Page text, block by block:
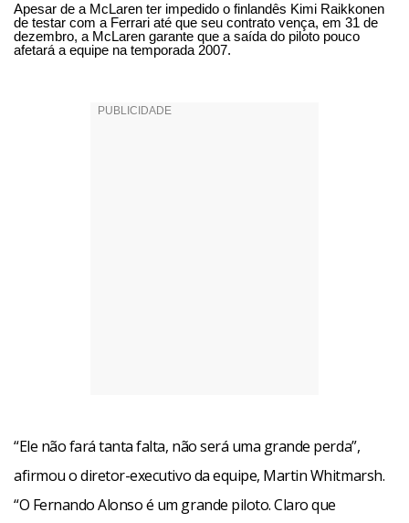
Apesar de a McLaren ter impedido o finlandês Kimi Raikkonen
de testar com a Ferrari até que seu contrato vença, em 31 de
dezembro, a McLaren garante que a saída do piloto pouco
afetará a equipe na temporada 2007.
“Ele não fará tanta falta, não será uma grande perda”,
afirmou o diretor-executivo da equipe, Martin Whitmarsh.
“O Fernando Alonso é um grande piloto. Claro que